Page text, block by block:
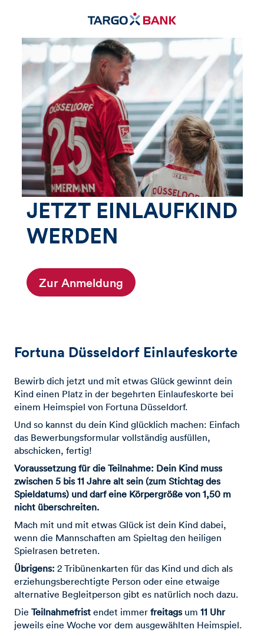
JETZT EINLAUFKIND
WERDEN
Zur Anmeldung
Fortuna Düsseldorf Einlaufeskorte
Bewirb dich jetzt und mit etwas Glück gewinnt dein
Kind einen Platz in der begehrten Einlaufeskorte bei
einem Heimspiel von Fortuna Düsseldorf.
Und so kannst du dein Kind glücklich machen: Einfach
das Bewerbungsformular vollständig ausfüllen,
abschicken, fertig!
Voraussetzung für die Teilnahme: Dein Kind muss
zwischen 5 bis 11 Jahre alt sein (zum Stichtag des
Spieldatums) und darf eine Körpergröße von 1,50 m
nicht überschreiten.
Mach mit und mit etwas Glück ist dein Kind dabei,
wenn die Mannschaften am Spieltag den heiligen
Spielrasen betreten.
Übrigens: 2 Tribünenkarten für das Kind und dich als
erziehungsberechtigte Person oder eine etwaige
alternative Begleitperson gibt es natürlich noch dazu.
Die Teilnahmefrist endet immer freitagsum 11 Uhr
jeweils eine Woche vor dem ausgewählten Heimspiel.